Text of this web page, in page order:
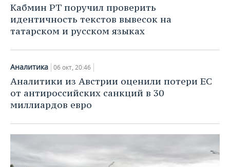
Кабмин РТ поручил проверить
идентичность текстов вывесок на
татарском и русском языках
Аналитика 06 окт, 20:46
Аналитики из Австрии оценили потери ЕС
от антироссийских санкций в 30
миллиардов евро